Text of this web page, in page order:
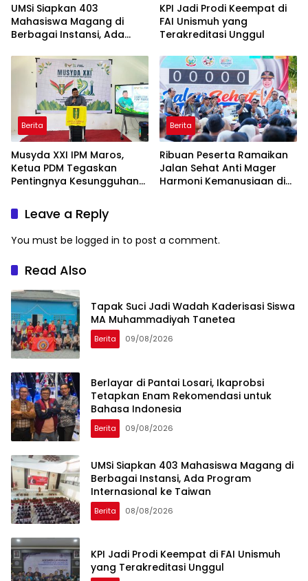
UMSi Siapkan 403
Mahasiswa Magang di
Berbagai Instansi, Ada
Taiwan
KPI Jadi Prodi Keempat di
FAI Unismuh yang
Terakreditasi Unggul
Berita
Musyda XXI IPM Maros,
Ketua PDM Tegaskan
Pentingnya Kesungguhan
Berita
Ribuan Peserta Ramaikan
Jalan Sehat Anti Mager
Harmoni Kemanusiaan di
Leave a Reply
You must be logged in to post a comment.
Read Also
Tapak Suci Jadi Wadah Kaderisasi Siswa
MA Muhammadiyah Tanetea
Berita 09/08/2026
Berlayar di Pantai Losari, Ikaprobsi
Tetapkan Enam Rekomendasi untuk
Bahasa Indonesia
Berita 09/08/2026
UMSi Siapkan 403 Mahasiswa Magang di
Berbagai Instansi, Ada Program
Internasional ke Taiwan
Berita 08/08/2026
KPI Jadi Prodi Keempat di FAI Unismuh
yang Terakreditasi Unggul